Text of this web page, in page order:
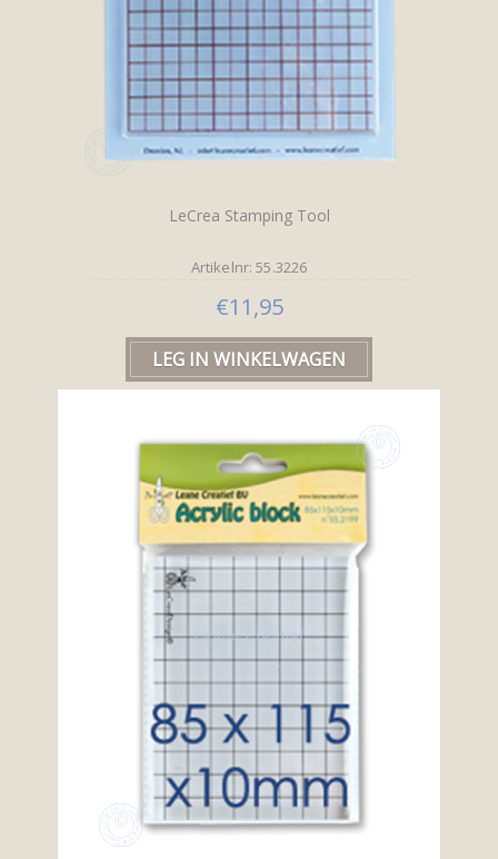
LeCrea Stamping Tool
Artikelnr: 55.3226
€11,95